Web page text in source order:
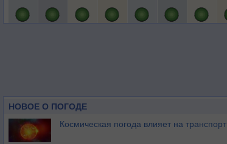
НОВОЕ О ПОГОДЕ
Космическая погода влияет на транспорт